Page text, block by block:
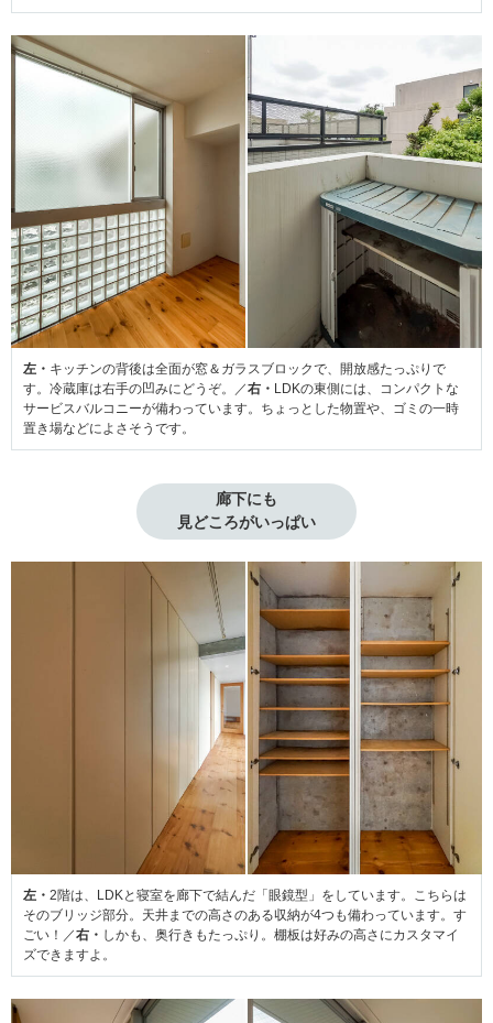
左・ キッチンの背後は全面が窓＆ガラスブロックで、開放感たっぷりで
す。冷蔵庫は右手の凹みにどうぞ。／右・ LDKの東側には、コンパクトな
サービスバルコニーが備わっています。ちょっとした物置や、ゴミの一時
置き場などによさそうです。
廊下にも
見どころがいっぱい
左・ 2階は、LDKと寝室を廊下で結んだ「眼鏡型」をしています。こちらは
そのブリッジ部分。天井までの高さのある収納が4つも備わっています。す
ごい！／右・ しかも、奥行きもたっぷり。棚板は好みの高さにカスタマイ
ズできますよ。